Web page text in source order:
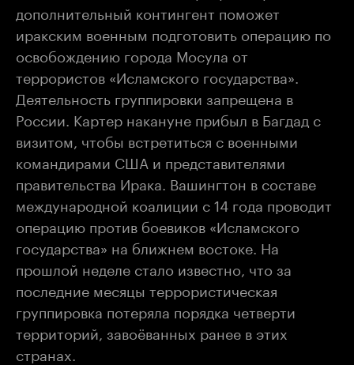
дополнительный контингент поможет
иракским военным подготовить операцию по
освобождению города Мосула от
террористов «Исламского государства».
Деятельность группировки запрещена в
России. Картер накануне прибыл в Багдад с
визитом, чтобы встретиться с военными
командирами США и представителями
правительства Ирака. Вашингтон в составе
международной коалиции с 14 года проводит
операцию против боевиков «Исламского
государства» на ближнем востоке. На
прошлой неделе стало известно, что за
последние месяцы террористическая
группировка потеряла порядка четверти
территорий, завоёванных ранее в этих
странах.